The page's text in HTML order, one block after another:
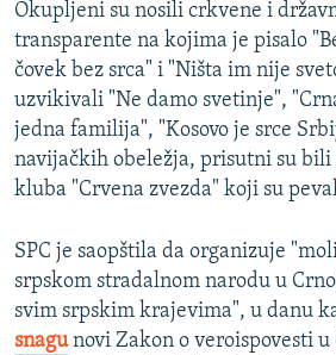
Okupljeni su nosili crkvene i
transparente na kojima je pisalo
čovek bez srca" i "Ništa im nije
uzvikivali "Ne damo svetinje",
jedna familija", "Kosovo je srce
navijačkih obeležja, prisutni su bili
kluba "Crvena zvezda" koji su
SPC je saopštila da organizuje
srpskom stradalnom narodu u
svim srpskim krajevima", u danu
snagunovi Zakon o veroispovesti